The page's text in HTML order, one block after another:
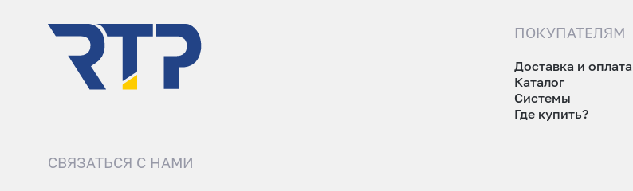
ПОКУПАТЕЛЯМ
Доставка и оплата
Каталог
Системы
Где купить?
СВЯЗАТЬСЯ С НАМИ